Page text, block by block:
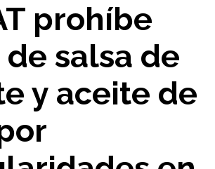
prohíbe
salsa de
y aceite de